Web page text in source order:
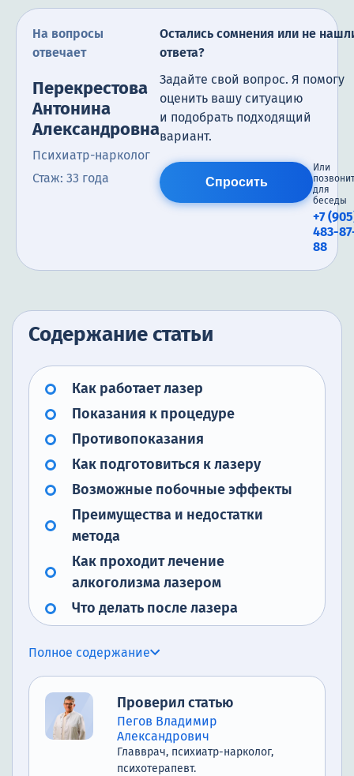
На вопросы
отвечает
Перекрестова
Антонина
Александровна
Психиатр-нарколог
Стаж: 33 года
Остались сомнения или не
ответа?
Задайте свой вопрос. Я помогу
оценить вашу ситуацию
и подобрать подходящий
вариант.
Спросить
Или
для
беседы
+7
483-
88
Содержание статьи
Как работает лазер
Показания к процедуре
Противопоказания
Как подготовиться к лазеру
Возможные побочные эффекты
Преимущества и недостатки
метода
Как проходит лечение
алкоголизма лазером
Что делать после лазера
наркологический центр
Полное содержание
Проверил статью
Пегов Владимир
Александрович
Главврач, психиатр-нарколог,
психотерапевт.